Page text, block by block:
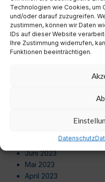
Technologien wie Cookies, um
und/oder darauf zuzugreifen.
zustimmen, können wir Daten
IDs auf dieser Website
Ihre Zustimmung widerrufen,
Funktionen beeinträchtigen.
Datenschutz
Juli 2024
Juni 2024
Mai 2024
April 2024
März 2024
September 2023
Juni 2023
Mai 2023
April 2023